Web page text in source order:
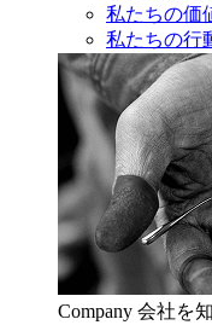
私たちの価
私たちの行
Company 会社を